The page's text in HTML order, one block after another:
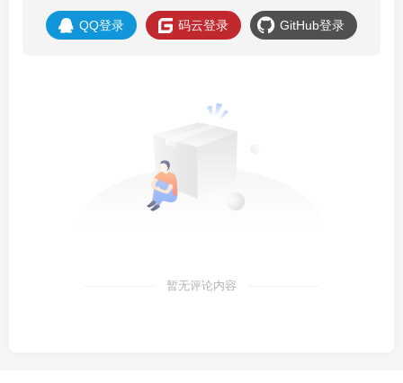
QQ登录 码云登录 GitHub登录
暂无评论内容